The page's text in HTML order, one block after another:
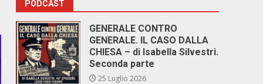
PODCAST
GENERALE CONTRO
GENERALE. IL CASO DALLA
CHIESA – di Isabella Silvestri.
Seconda parte
25 Luglio 2026